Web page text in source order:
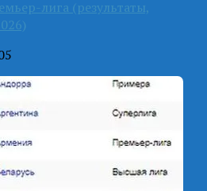
лига (результаты,